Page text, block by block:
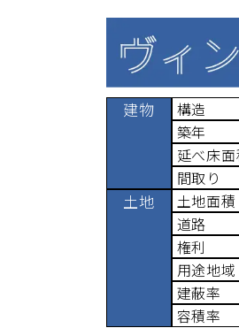
建物 構造
築年
延べ床
間取り
土地 土地面積
道路
権利
用途地域
建蔽率
容積率